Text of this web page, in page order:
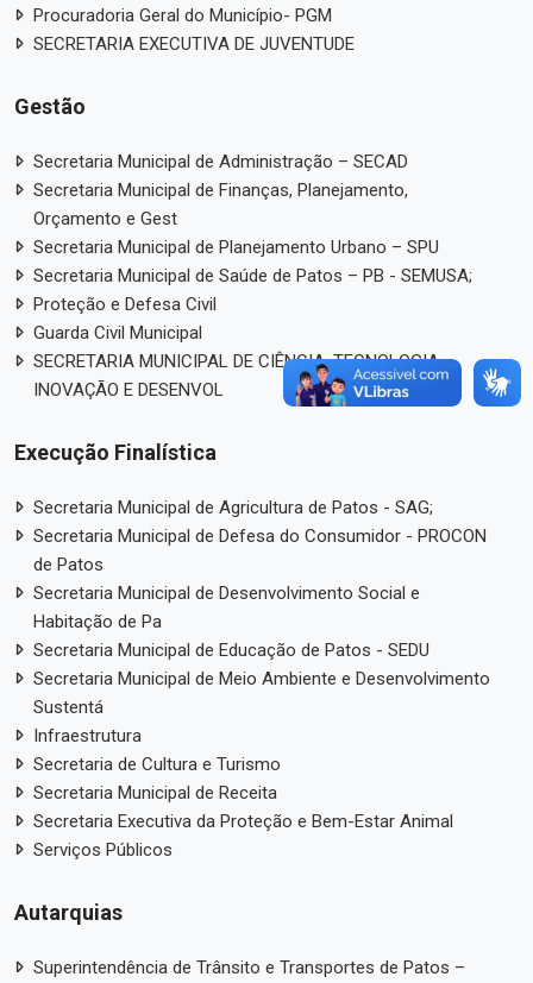
Procuradoria Geral do Município- PGM
SECRETARIA EXECUTIVA DE JUVENTUDE
Gestão
Secretaria Municipal de Administração – SECAD
Secretaria Municipal de Finanças, Planejamento,
Orçamento e Gest
Secretaria Municipal de Planejamento Urbano – SPU
Secretaria Municipal de Saúde de Patos – PB - SEMUSA;
Proteção e Defesa Civil
Guarda Civil Municipal
SECRETARIA MUNICIPAL DE CIÊNCIA, TECNOLOGIA,
INOVAÇÃO E DESENVOL
Execução Finalística
Secretaria Municipal de Agricultura de Patos - SAG;
Secretaria Municipal de Defesa do Consumidor - PROCON
de Patos
Secretaria Municipal de Desenvolvimento Social e
Habitação de Pa
Secretaria Municipal de Educação de Patos - SEDU
Secretaria Municipal de Meio Ambiente e Desenvolvimento
Sustentá
Infraestrutura
Secretaria de Cultura e Turismo
Secretaria Municipal de Receita
Secretaria Executiva da Proteção e Bem-Estar Animal
Serviços Públicos
Autarquias
Superintendência de Trânsito e Transportes de Patos –